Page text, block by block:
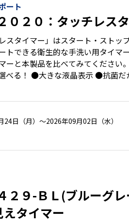
ート
０２０：タッチレス
レスタイマー」はスタート・ストッ
トできる衛生的な手洗い用タイマ
ーと本製品を比べてみてください
べる！ ●大きな液晶表示 ●抗菌だ
24日（月）～2026年09月02日（水）
２９-ＢＬ(ブルーグ
タイマー